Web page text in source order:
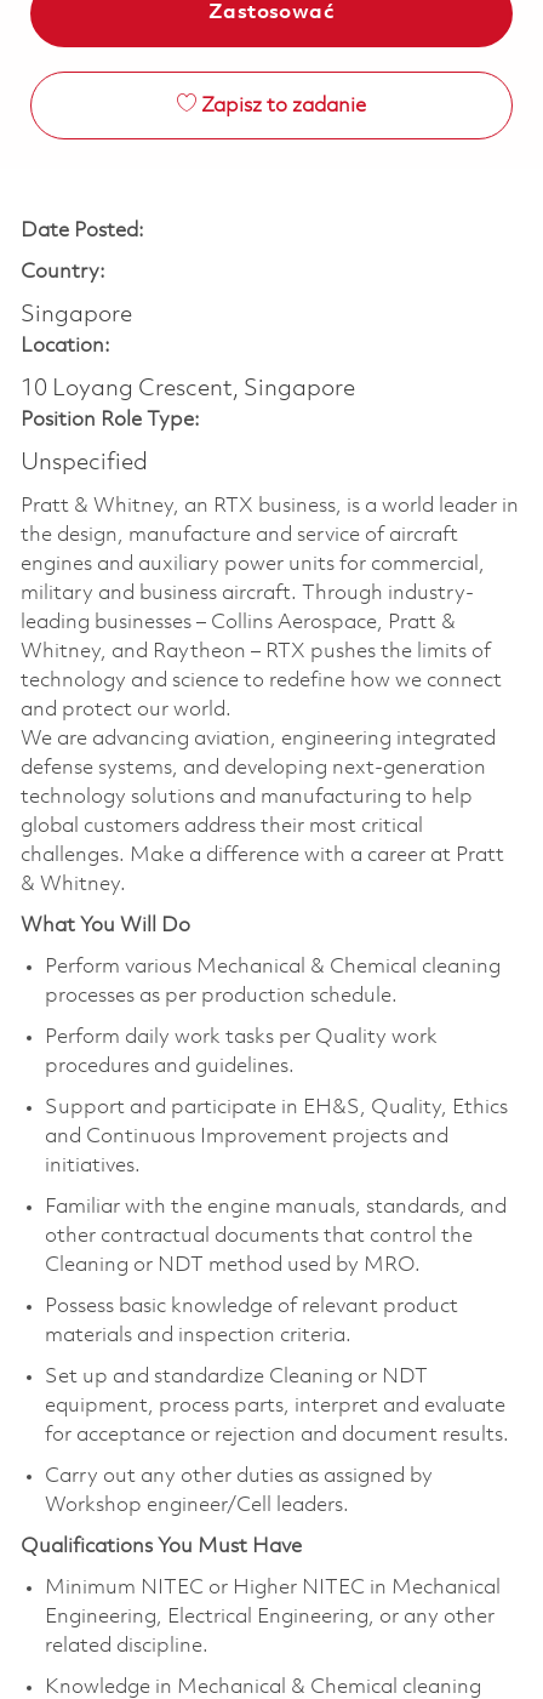
Zastosować
Zapisz to zadanie
Date Posted:
Country:
Singapore
Location:
10 Loyang Crescent, Singapore
Position Role Type:
Unspecified
Pratt & Whitney, an RTX business, is a world leader in
the design, manufacture and service of aircraft
engines and auxiliary power units for commercial,
military and business aircraft. Through industry-
leading businesses – Collins Aerospace, Pratt &
Whitney, and Raytheon – RTX pushes the limits of
technology and science to redefine how we connect
and protect our world.
We are advancing aviation, engineering integrated
defense systems, and developing next-generation
technology solutions and manufacturing to help
global customers address their most critical
challenges. Make a difference with a career at Pratt
& Whitney.
What You Will Do
Perform various Mechanical & Chemical cleaning
processes as per production schedule.
Perform daily work tasks per Quality work
procedures and guidelines.
Support and participate in EH&S, Quality, Ethics
and Continuous Improvement projects and
initiatives.
Familiar with the engine manuals, standards, and
other contractual documents that control the
Cleaning or NDT method used by MRO.
Possess basic knowledge of relevant product
materials and inspection criteria.
Set up and standardize Cleaning or NDT
equipment, process parts, interpret and evaluate
for acceptance or rejection and document results.
Carry out any other duties as assigned by
Workshop engineer/Cell leaders.
Qualifications You Must Have
Minimum NITEC or Higher NITEC in Mechanical
Engineering, Electrical Engineering, or any other
related discipline.
Knowledge in Mechanical & Chemical cleaning